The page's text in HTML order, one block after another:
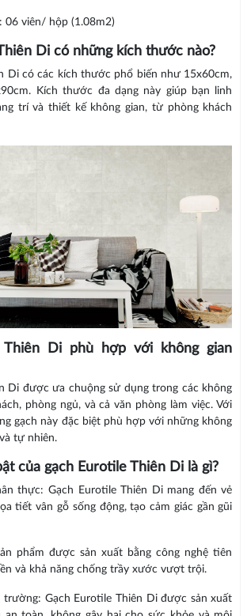
06 viên/ hộp (1.08m2)
Di có những kích thước nào?
Di có các kích thước phổ biến như 15x60cm,
Kích thước đa dạng này giúp bạn linh
trí và thiết kế không gian, từ phòng khách
Thiên Di phù hợp với không gian
Di được ưa chuộng sử dụng trong các không
phòng ngủ, và cả văn phòng làm việc. Với
gạch này đặc biệt phù hợp với những không
tự nhiên.
của gạch Eurotile Thiên Di là gì?
thực: Gạch Eurotile Thiên Di mang đến vẻ
tiết vân gỗ sống động, tạo cảm giác gần gũi
phẩm được sản xuất bằng công nghệ tiên
và khả năng chống trầy xước vượt trội.
trường: Gạch Eurotile Thiên Di được sản xuất